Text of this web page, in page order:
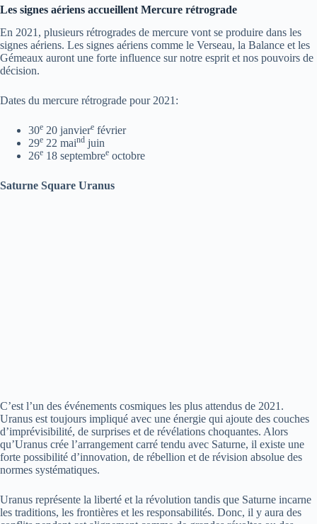
Les signes aériens accueillent Mercure rétrograde
En 2021, plusieurs rétrogrades de mercure vont se produire dans les
signes aériens. Les signes aériens comme le Verseau, la Balance et les
Gémeaux auront une forte influence sur notre esprit et nos pouvoirs de
décision.
Dates du mercure rétrograde pour 2021:
30e 20 janviere février
29e 22 maind juin
26e 18 septembree octobre
Saturne Square Uranus
C’est l’un des événements cosmiques les plus attendus de 2021.
Uranus est toujours impliqué avec une énergie qui ajoute des couches
d’imprévisibilité, de surprises et de révélations choquantes. Alors
qu’Uranus crée l’arrangement carré tendu avec Saturne, il existe une
forte possibilité d’innovation, de rébellion et de révision absolue des
normes systématiques.
Uranus représente la liberté et la révolution tandis que Saturne incarne
les traditions, les frontières et les responsabilités. Donc, il y aura des